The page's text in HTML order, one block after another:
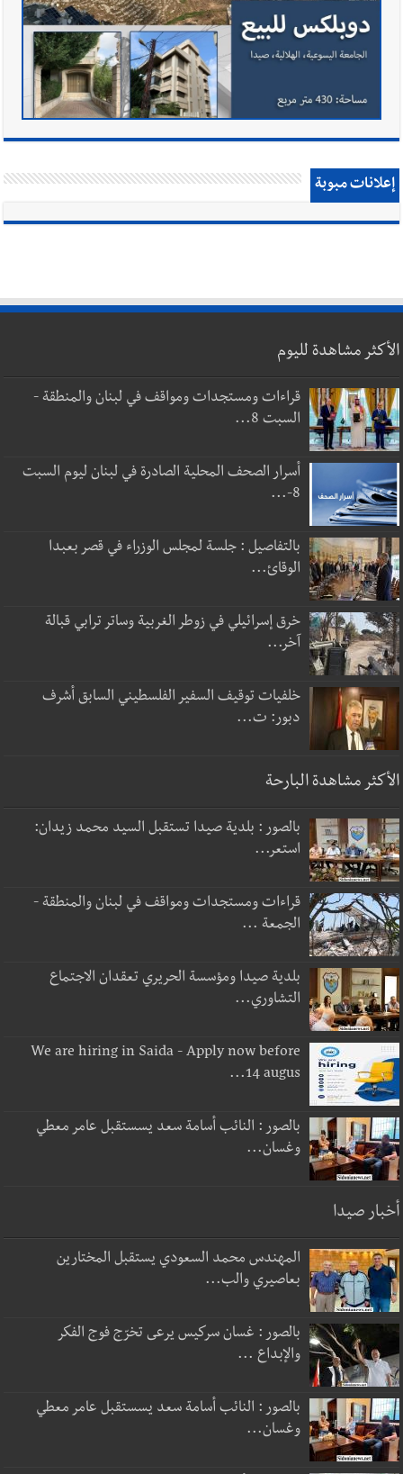
إعلانات مبوبة
الأكثر مشاهدة لليوم
قراءات ومستجدات ومواقف في لبنان والمنطقة -
السبت 8...
أسرار الصحف المحلية الصادرة في لبنان ليوم السبت
8-...
بالتفاصيل : جلسة لمجلس الوزراء في قصر بعبدا
الوقائ...
خرق إسرائيلي في زوطر الغربية وساتر ترابي قبالة
آخر...
خلفيات توقيف السفير الفلسطيني السابق أشرف
دبور: ت...
الأكثر مشاهدة البارحة
بالصور : بلدية صيدا تستقبل السيد محمد زيدان:
استعر...
قراءات ومستجدات ومواقف في لبنان والمنطقة -
الجمعة ...
بلدية صيدا ومؤسسة الحريري تعقدان الاجتماع
التشاوري...
We are hiring in Saida - Apply now before
14 augus...
بالصور : النائب أسامة سعد يسستقبل عامر معطي
وغسان...
أخبار صيدا
المهندس محمد السعودي يستقبل المختارين
بعاصيري والب...
بالصور : غسان سركيس يرعى تخرّج فوج الفكر
والإبداع ...
بالصور : النائب أسامة سعد يسستقبل عامر معطي
وغسان...